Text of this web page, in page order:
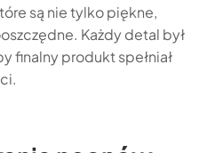
są nie tylko piękne,
Każdy detal był
finalny produkt spełniał